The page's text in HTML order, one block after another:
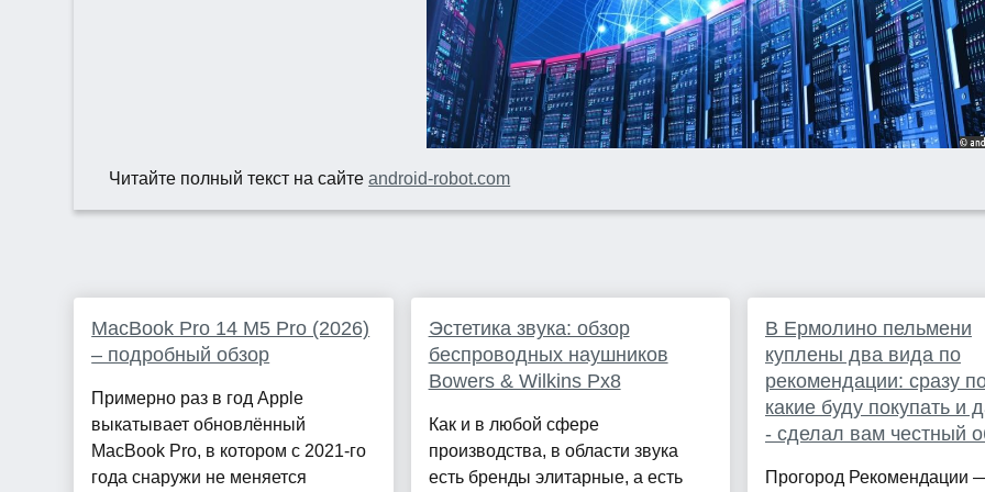
Читайте полный текст на сайтеandroid-robot.com
MacBook Pro 14 M5 Pro (2026)
– подробный обзор
Примерно раз в год Apple
выкатывает обновлённый
MacBook Pro, в котором с 2021-го
года снаружи не меняется
Эстетика звука: обзор
беспроводных наушников
Bowers & Wilkins Px8
Как и в любой сфере
производства, в области звука
есть бренды элитарные, а есть
В Ермолино пельмени
куплены два вида по
рекомендации: сразу
какие буду покупать и
- сделал вам честный
Прогород Рекомендации